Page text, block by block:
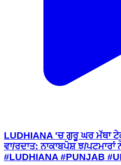
LUDHIANA 'ਚ ਗੁਰੂ ਘਰ ਮੱਥਾ
ਵਾ/ਰਦਾਤ: ਨਾਕਾਬਪੋਸ਼ ਝ/
#LUDHIANA #PUNJAB